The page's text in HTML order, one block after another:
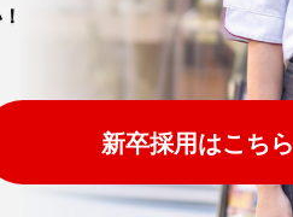
新卒採用はこちら